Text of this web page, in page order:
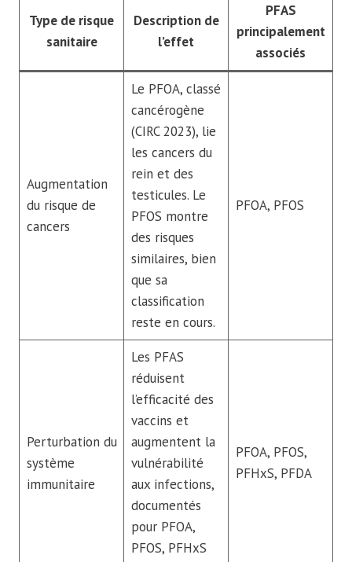
Type de risque
sanitaire
Description de
l’effet
PFAS
principalement
associés
Augmentation
du risque de
cancers
Le PFOA, classé
cancérogène
(CIRC 2023), lie
les cancers du
rein et des
testicules. Le
PFOS montre
des risques
similaires, bien
que sa
classification
reste en cours.
PFOA, PFOS
Perturbation du
système
immunitaire
Les PFAS
réduisent
l’efficacité des
vaccins et
augmentent la
vulnérabilité
aux infections,
documentés
pour PFOA,
PFOS, PFHxS
PFOA, PFOS,
PFHxS, PFDA